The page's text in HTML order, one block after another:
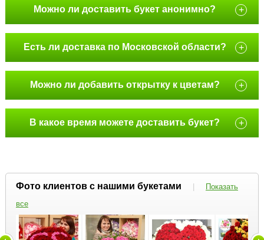
Можно ли доставить букет анонимно? +
Есть ли доставка по Московской области? +
Можно ли добавить открытку к цветам? +
В какое время можете доставить букет? +
Фото клиентов с нашими букетами |
Показать
все